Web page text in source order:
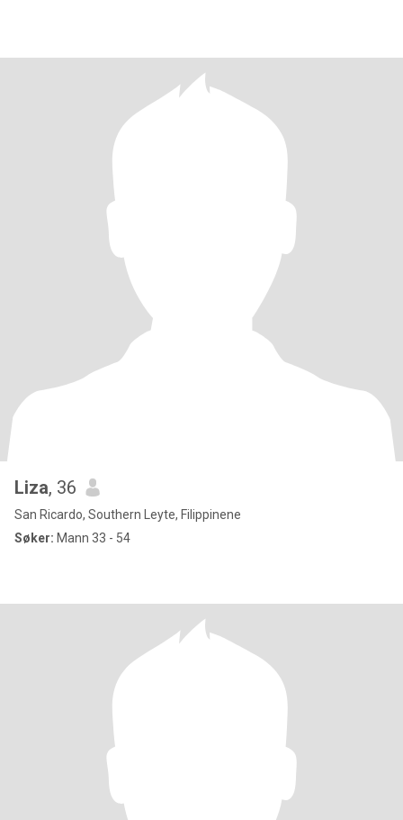
Liza, 36
San Ricardo, Southern Leyte, Filippinene
Søker: Mann 33 - 54